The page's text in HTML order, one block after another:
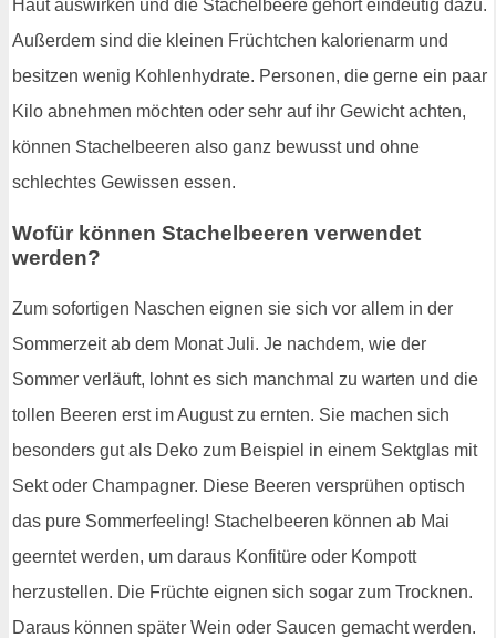
Haut auswirken und die Stachelbeere gehört eindeutig dazu.
Außerdem sind die kleinen Früchtchen kalorienarm und
besitzen wenig Kohlenhydrate. Personen, die gerne ein paar
Kilo abnehmen möchten oder sehr auf ihr Gewicht achten,
können Stachelbeeren also ganz bewusst und ohne
schlechtes Gewissen essen.
Wofür können Stachelbeeren verwendet
werden?
Zum sofortigen Naschen eignen sie sich vor allem in der
Sommerzeit ab dem Monat Juli. Je nachdem, wie der
Sommer verläuft, lohnt es sich manchmal zu warten und die
tollen Beeren erst im August zu ernten. Sie machen sich
besonders gut als Deko zum Beispiel in einem Sektglas mit
Sekt oder Champagner. Diese Beeren versprühen optisch
das pure Sommerfeeling! Stachelbeeren können ab Mai
geerntet werden, um daraus Konfitüre oder Kompott
herzustellen. Die Früchte eignen sich sogar zum Trocknen.
Daraus können später Wein oder Saucen gemacht werden.